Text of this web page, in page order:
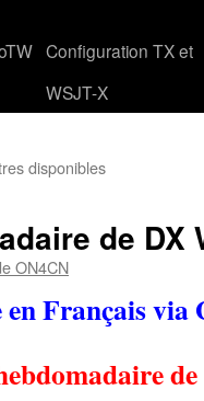
Configuration TX et
WSJT-X
disponibles
de DX
ON4CN
Français via